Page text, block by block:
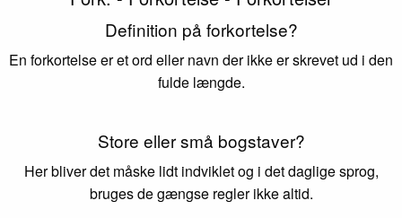
Definition på forkortelse?
En forkortelse er et ord eller navn der ikke er skrevet ud i den
fulde længde.
Store eller små bogstaver?
Her bliver det måske lidt indviklet og i det daglige sprog,
bruges de gængse regler ikke altid.